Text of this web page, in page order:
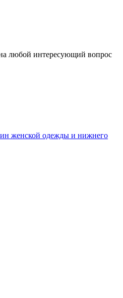
любой интересующий вопрос
женской одежды и нижнего